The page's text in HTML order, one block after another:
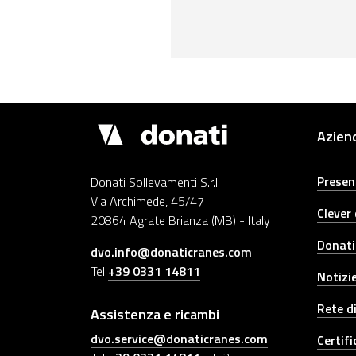
Drupal
Donati Sollevamenti S.r.l.
Via Archimede, 45/47
20864 Agrate Brianza (MB) - Italy
dvo.info@donaticranes.com
Tel +39 0331 14811
Assistenza e ricambi
dvo.service@donaticranes.com
Rete